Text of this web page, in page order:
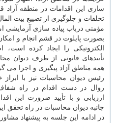
سازی این اقدامات در منطقه
تخلفات و جلوگیری از تضییع بیت
مؤمنی درباب پیاده سازی آزمایشی
بصورت پایلوت در قشم انجام و
الکترونیکی را ایجاد کرده
تأییدهای قانونی از طرف دیوان
همه مناطق آزاد پیگیری و اجرا می
رئیس دیوان محاسبات نیز با
روال در دست اقدام در راه
ارزیابی و با تأیید ضرورت این
جانبه دیوان محاسبات در راه تحقق
در ادامه این جلسه به پیشنهاد